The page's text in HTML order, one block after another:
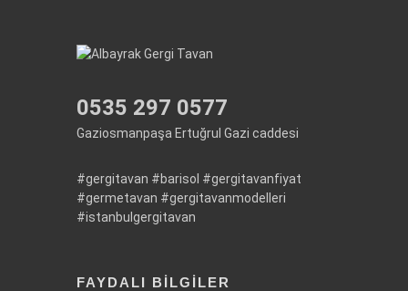
0535 297 0577
Gaziosmanpaşa Ertuğrul Gazi caddesi
#gergitavan #barisol #gergitavanfiyat
#germetavan #gergitavanmodelleri
#istanbulgergitavan
FAYDALI BILGILER